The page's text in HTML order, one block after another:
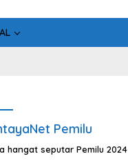
Pemilu
hangat seputar Pemilu 2024